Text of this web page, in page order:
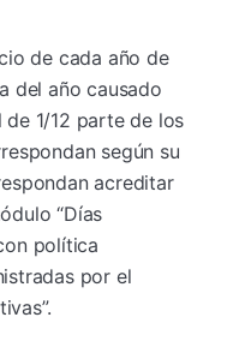
de cada año de
del año causado
1/12 parte de los
según su
acreditar
“Días
política
por el